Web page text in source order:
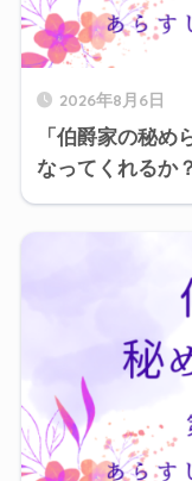
2026年8月6日
「伯爵家の秘め
なってくれるか？